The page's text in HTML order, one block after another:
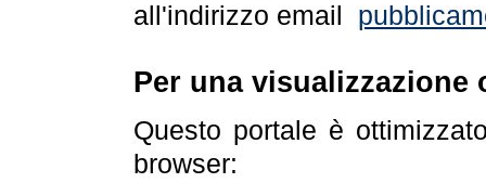
all'indirizzo email
Per una visualizzazione
Questo portale è
browser: